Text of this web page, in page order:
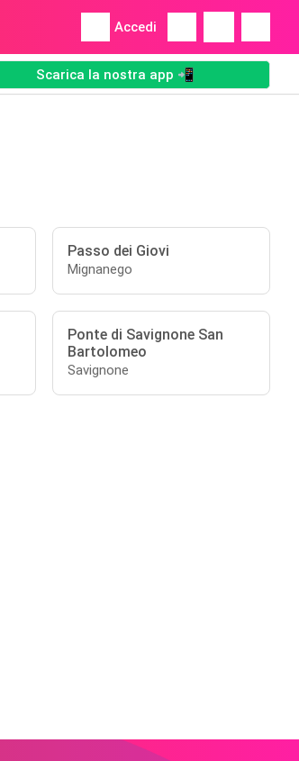
Accedi
Scarica la nostra app 📲
Passo dei Giovi
Mignanego
Ponte di Savignone San
Bartolomeo
Savignone